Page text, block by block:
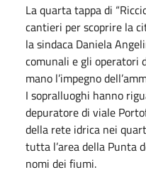
La quarta tappa di
cantieri per scoprire la
la sindaca Daniela
comunali e gli operatori
mano l’impegno
I sopralluoghi hanno
depuratore di viale
della rete idrica nei
tutta l’area della Punta
nomi dei fiumi.